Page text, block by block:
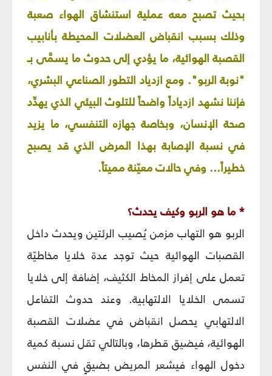
بحيث تصبح معه عملية استنشاق الهواء صعبة
وذلك بسبب انقباض العضلات المحيطة بأنابيب
القصبة الهوائية، ما يؤدي إلى حدوث ما يسمَّى بـ
"نوبة الربو". ومع ازدياد التطور الصناعي البشري،
فإننا نشهد ازدياداً واضحاً للتلوث البيئي الذي يهدِّد
صحة الإنسان، وبخاصة جهازه التنفسي، ما يزيد
في نسبة الإصابة بهذا المرض الذي قد يصبح
خطيراً... وفي حالات معيّنة مميتاً.
* ما هو الربو وكيف يحدث؟
الربو هو التهاب مزمن يُصيب الرئتين ويحدث داخل
القصبات الهوائية حيث توجد عدة خلايا مخاطيّة
تعمل على إفراز المخاط الكثيف، إضافة إلى خلايا
تسمى الخلايا الالتهابية. وعند حدوث التفاعل
الالتهابي يحصل انقباض في عضلات القصبة
الهوائية، فيضيق قطرها، وبالتالي تقل نسبة كمية
دخول الهواء فيشعر المريض بضيقٍ في النفس